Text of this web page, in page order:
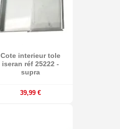
Cote interieur tole
iseran réf 25222 -
supra
39,99 €